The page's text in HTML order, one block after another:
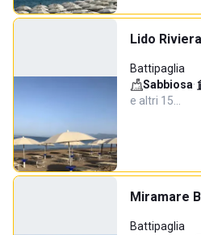
Lido
Battipaglia
Sabbiosa·
e altri 15…
Miramare
Battipaglia